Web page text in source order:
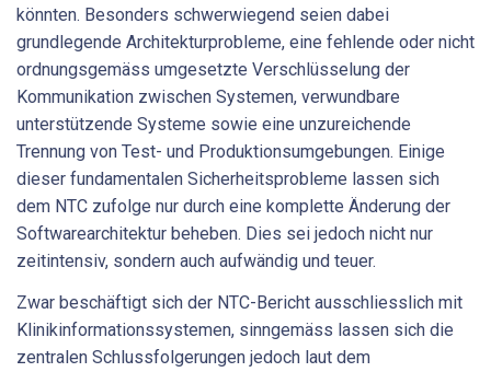
könnten. Besonders schwerwiegend seien dabei
grundlegende Architekturprobleme, eine fehlende oder nicht
ordnungsgemäss umgesetzte Verschlüsselung der
Kommunikation zwischen Systemen, verwundbare
unterstützende Systeme sowie eine unzureichende
Trennung von Test- und Produktionsumgebungen. Einige
dieser fundamentalen Sicherheitsprobleme lassen sich
dem NTC zufolge nur durch eine komplette Änderung der
Softwarearchitektur beheben. Dies sei jedoch nicht nur
zeitintensiv, sondern auch aufwändig und teuer.
Zwar beschäftigt sich der NTC-Bericht ausschliesslich mit
Klinikinformationssystemen, sinngemäss lassen sich die
zentralen Schlussfolgerungen jedoch laut dem